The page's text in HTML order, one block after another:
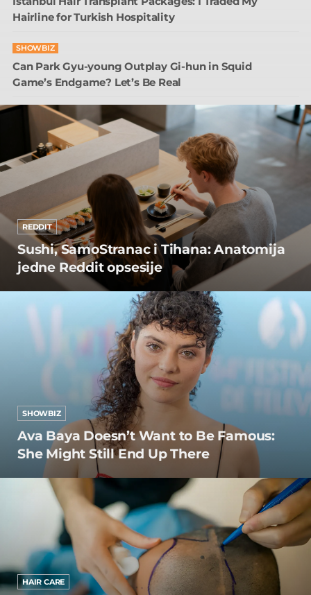
Hairline for Turkish Hospitality
SHOWBIZ
Can Park Gyu-young Outplay Gi-hun in Squid
Game’s Endgame? Let’s Be Real
REDDIT
Sushi, SamoStranac i Tihana: Anatomija
jedne Reddit opsesije
SHOWBIZ
Ava Baya Doesn’t Want to Be Famous:
She Might Still End Up There
HAIR CARE